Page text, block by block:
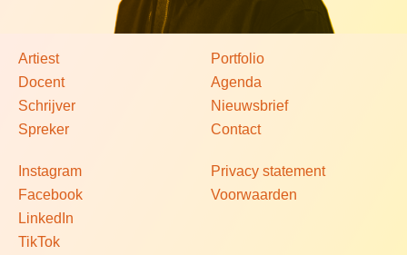
Artiest
Docent
Schrijver
Spreker
Portfolio
Agenda
Nieuwsbrief
Contact
Instagram
Facebook
LinkedIn
TikTok
Privacy statement
Voorwaarden